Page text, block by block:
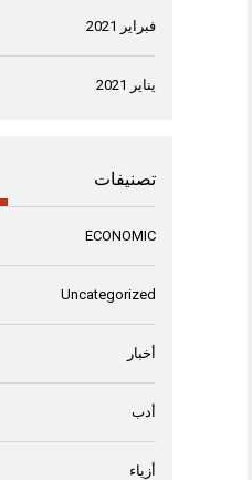
فبراير 2021
يناير 2021
تصنيفات
ECONOMIC
Uncategorized
أخبار
أدب
أزياء